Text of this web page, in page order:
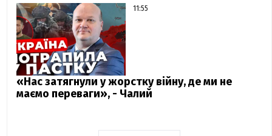
11:55
«Нас затягнули у жорстку війну, де ми не
маємо переваги», - Чалий